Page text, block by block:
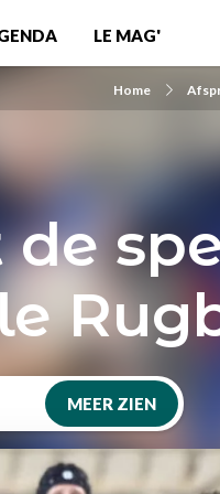
LE MAG'
Home
MEER ZIEN